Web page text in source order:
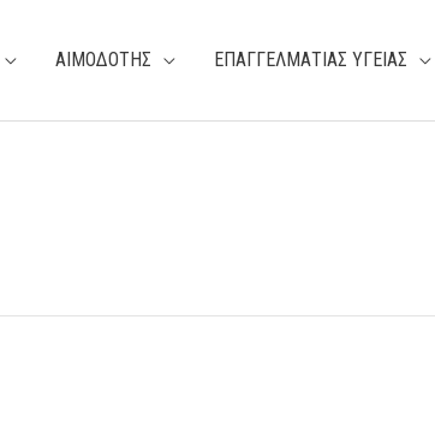
ΑΙΜΟΔΟΤΗΣ ΕΠΑΓΓΕΛΜΑΤΙΑΣ ΥΓΕΙΑΣ